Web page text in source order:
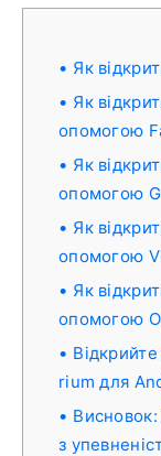
Як
Як
опомогою
Як
опомогою
Як
опомогою
Як
опомогою
rium для
з